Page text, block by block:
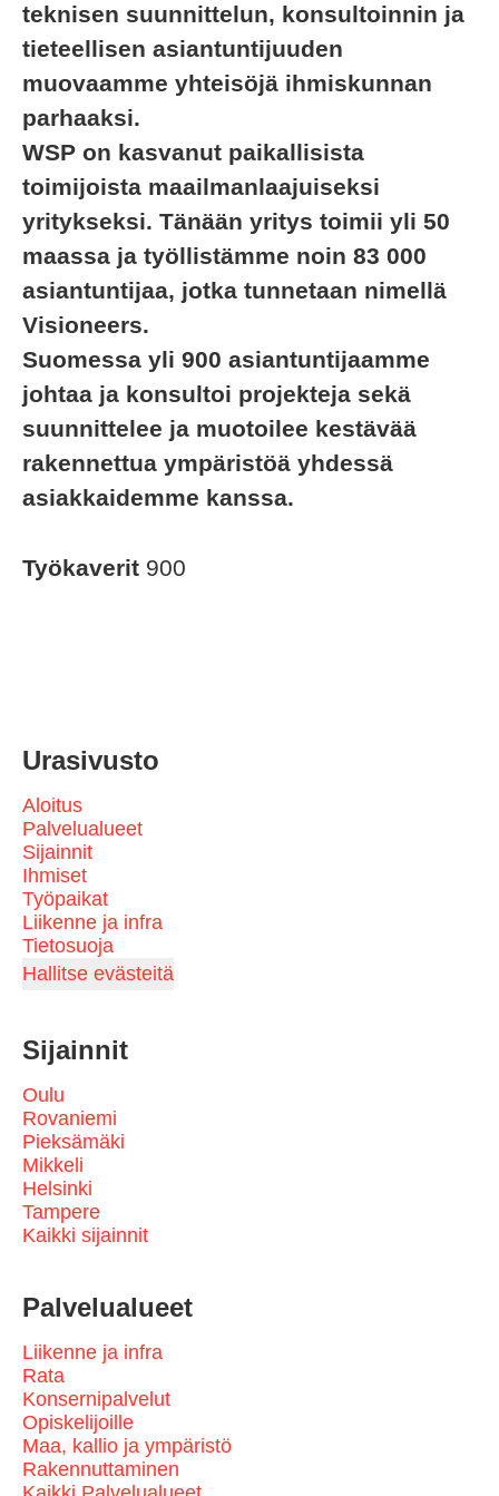
teknisen suunnittelun, konsultoinnin ja
tieteellisen asiantuntijuuden
muovaamme yhteisöjä ihmiskunnan
parhaaksi.
WSP on kasvanut paikallisista
toimijoista maailmanlaajuiseksi
yritykseksi. Tänään yritys toimii yli 50
maassa ja työllistämme noin 83 000
asiantuntijaa, jotka tunnetaan nimellä
Visioneers.
Suomessa yli 900 asiantuntijaamme
johtaa ja konsultoi projekteja sekä
suunnittelee ja muotoilee kestävää
rakennettua ympäristöä yhdessä
asiakkaidemme kanssa.
Työkaverit 900
Urasivusto
Aloitus
Palvelualueet
Sijainnit
Ihmiset
Työpaikat
Liikenne ja infra
Tietosuoja
Hallitse evästeitä
Sijainnit
Oulu
Rovaniemi
Pieksämäki
Mikkeli
Helsinki
Tampere
Kaikki sijainnit
Palvelualueet
Liikenne ja infra
Rata
Konsernipalvelut
Opiskelijoille
Maa, kallio ja ympäristö
Rakennuttaminen